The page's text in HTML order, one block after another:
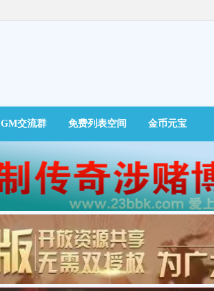
GM交流群 免费列表空间 金币元宝